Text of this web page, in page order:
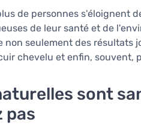
de personnes
de leur santé et de
non seulement des résultats
chevelu et enfin, souvent,
sont
pas